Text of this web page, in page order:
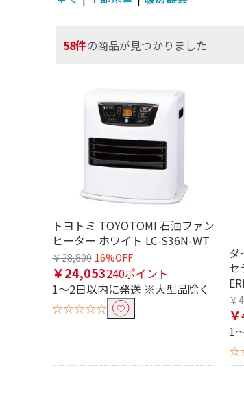
58件の商品が見つかりました
トヨトミ TOYOTOMI 石油ファン
ヒーター ホワイト LC-S36N-WT
￥28,800 16%OFF
￥24,053240ポイント
1～2日以内に発送 ※大型品除く
☆☆☆☆☆
ダ
セ
￥
1
除外する にチェックを入れると、指定したワードを除外
価格で絞り込む
タイマーで絞り込む